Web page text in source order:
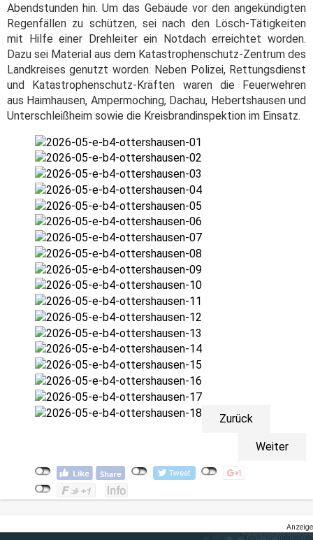
Abendstunden hin. Um das Gebäude vor den angekündigten
Regenfällen zu schützen, sei nach den Lösch-Tätigkeiten
mit Hilfe einer Drehleiter ein Notdach erreichtet worden.
Dazu sei Material aus dem Katastrophenschutz-Zentrum des
Landkreises genutzt worden. Neben Polizei, Rettungsdienst
und Katastrophenschutz-Kräften waren die Feuerwehren
aus Haimhausen, Ampermoching, Dachau, Hebertshausen und
Unterschleißheim sowie die Kreisbrandinspektion im Einsatz.
Zurück
Weiter
Anzeige